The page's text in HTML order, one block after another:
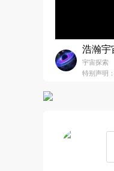
浩瀚宇
宇宙探索
特别声明